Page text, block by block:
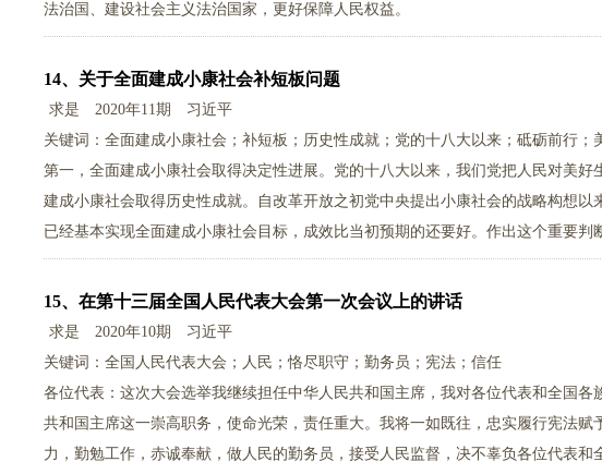
法治国、建设社会主义法治国家，更好保障人民权益。
14、 关于全面建成小康社会补短板问题
求是 2020年11期
习近平
关键词：全面建成小康社会；补短板；历史性成就；党的十八大以来；砥砺前行；
第一，全面建成小康社会取得决定性进展。党的十八大以来，我们党把人民对美
建成小康社会取得历史性成就。自改革开放之初党中央提出小康社会的战略构想
已经基本实现全面建成小康社会目标，成效比当初预期的还要好。作出这个重要判
15、 在第十三届全国人民代表大会第一次会议上的讲话
求是 2020年10期
习近平
关键词：全国人民代表大会；人民；恪尽职守；勤务员；宪法；信任
各位代表：这次大会选举我继续担任中华人民共和国主席，我对各位代表和全国
共和国主席这一崇高职务，使命光荣，责任重大。我将一如既往，忠实履行宪法
力，勤勉工作，赤诚奉献，做人民的勤务员，接受人民监督，决不辜负各位代表和